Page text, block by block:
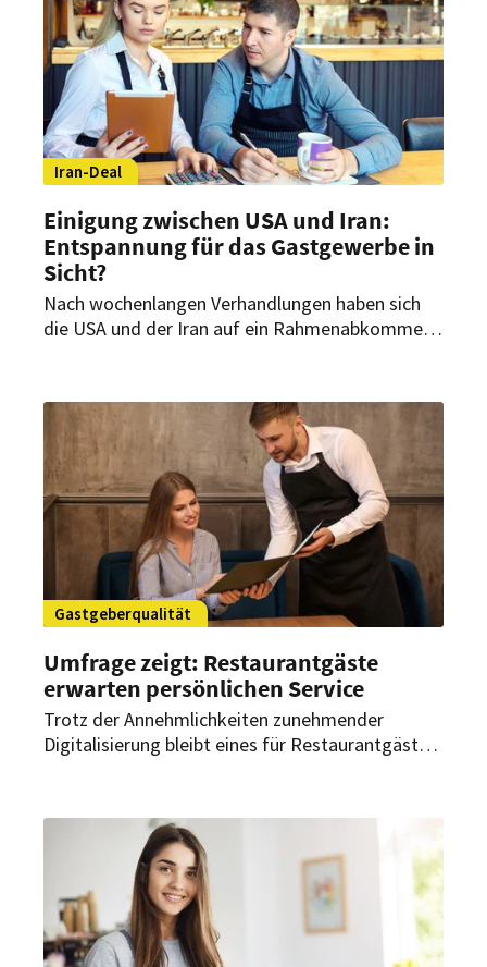
Iran-Deal
Einigung zwischen USA und Iran:
Entspannung für das Gastgewerbe in
Sicht?
Nach wochenlangen Verhandlungen haben sich
die USA und der Iran auf ein Rahmenabkommen
auch für Hotellerie und Gastronomie.
Gastgeberqualität
Umfrage zeigt: Restaurantgäste
erwarten persönlichen Service
Trotz der Annehmlichkeiten zunehmender
Digitalisierung bleibt eines für Restaurantgäste